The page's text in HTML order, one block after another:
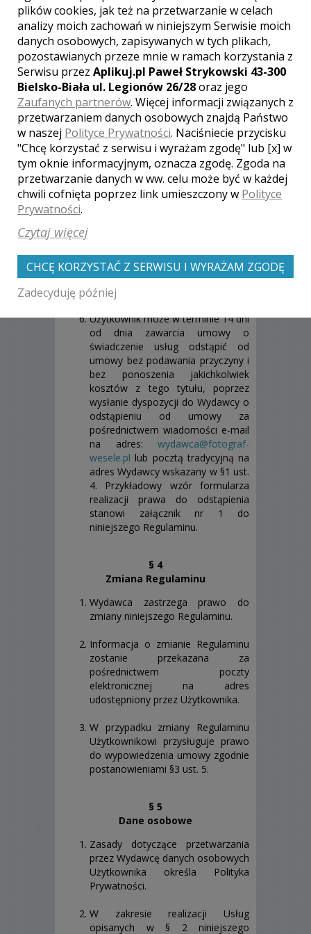
dowolnym momencie zrezygnować
z korzystania z usług Serwisu
poprzez wysłanie dyspozycji do
Wydawcy o wypowiedzeniu umowy
ze skutkiem natychmiastowym za
pośrednictwem wiadomości e-mail
na adres:
wydawca@fotograf-
wesele.pllub pocztą tradycyjną na
adres Wydawcy wskazany w §1 ust.
4, co skutkowało będzie
usunięciem wszystkich danych
dotyczących Użytkownika
znajdujących się w Serwisie, z
zastrzeżeniem sytuacji opisanych
własnych jest osobnym od
Wydawcy administratorem danych
osobowych.
Użytkownik może w terminie 14 dni
od dnia zawarcia umowy o
świadczenie usług odstąpić od
umowy bez podawania przyczyny i
bez ponoszenia jakichkolwiek
kosztów z tego tytułu, poprzez
wysłanie dyspozycji do Wydawcy o
odstąpieniu od umowy za
pośrednictwem wiadomości e-mail
na adres: wydawca@fotograf-
wesele.pl lub pocztą tradycyjną na
adres Wydawcy wskazany w §1 ust.
4. Przykładowy wzór formularza
realizacji prawa do odstąpienia
stanowi załącznik nr 1 do
niniejszego Regulaminu.
§ 4
Zmiana Regulaminu
Wydawca zastrzega prawo do
zmiany niniejszego Regulaminu.
Informacja o zmianie Regulaminu
zostanie przekazana za
pośrednictwem poczty
elektronicznej na adres
udostępniony przez Użytkownika.
W przypadku zmiany Regulaminu
Użytkownikowi przysługuje prawo
do wypowiedzenia umowy zgodnie
postanowieniami §3 ust. 5.
§ 5
Dane osobowe
Zasady dotyczące przetwarzania
przez Wydawcę danych osobowych
Użytkownika określa Polityka
Prywatności.
W zakresie realizacji Usług
opisanych w § 2 niniejszego
plików cookies, jak też na przetwarzanie w celach
analizy moich zachowań w niniejszym Serwisie moich
danych osobowych, zapisywanych w tych plikach,
pozostawianych przeze mnie w ramach korzystania z
Serwisu przez Aplikuj.pl Paweł Strykowski 43-300
Bielsko-Biała ul. Legionów 26/28oraz jego
Zaufanych partnerów. Więcej informacji związanych z
przetwarzaniem danych osobowych znajdą Państwo
w naszej Polityce Prywatności. Naciśniecie przycisku
"Chcę korzystać z serwisu i wyrażam zgodę" lub [x] w
tym oknie informacyjnym, oznacza zgodę. Zgoda na
przetwarzanie danych w ww. celu może być w każdej
chwili cofnięta poprzez link umieszczony w Polityce
Prywatności.
Czytaj więcej
CHCĘ KORZYSTAĆ Z SERWISU I WYRAŻAM ZGODĘ
Zadecyduję później